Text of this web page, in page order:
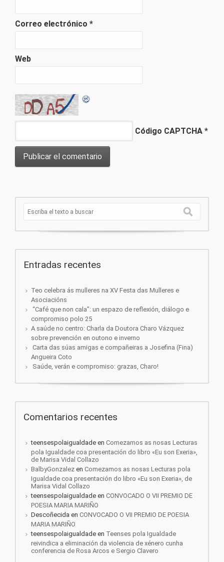
Correo electrónico *
Web
Código CAPTCHA *
Entradas recentes
Teo celebra ás mulleres na XV Festa das Mulleres e
Asociacións
“Café que non cala”: un espazo de reflexión, diálogo e
compromiso polo 25
A saúde no centro: Charla da Doutora Charo Vázquez
sobre prevención en outono e inverno
Carta das súas amigas e compañeiras a Josefina (Fina)
Angueira Coto
Saúde, verán e compromiso: grazas, Charo!
Comentarios recentes
teensespolaigualdade en Comezamos as nosas Lecturas
pola Igualdade coa presentación do libro «Eu son Exeria»,
de Marisa Vidal Collazo
BalbyGonzalez en Comezamos as nosas Lecturas pola
Igualdade coa presentación do libro «Eu son Exeria», de
Marisa Vidal Collazo
teensespolaigualdade en CONVOCADO O VII PREMIO DE
POESIA MARIA MARIÑO
Descoñecida en CONVOCADO O VII PREMIO DE POESIA
MARIA MARIÑO
teensespolaigualdade en Teenses pola Igualdade
reivindica a eliminación da violencia de xénero cunha
conferencia de Rosa Arcos e Sergio Clavero